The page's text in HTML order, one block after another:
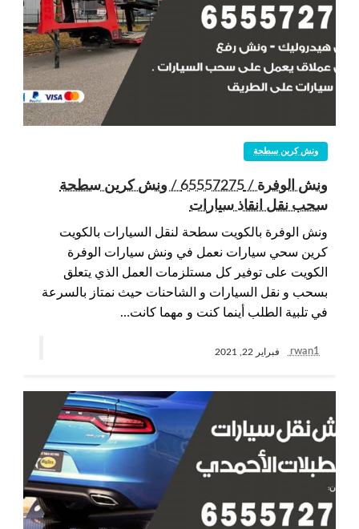
ونش كرين سطحة
ونش الوفرة / 65557275 / ونش كرين سطحة
سحب نقل انقاذ سيارات
ونش الوفرة بالكويت سطحة لنقل السيارات بالكويت
كرين سحي سيارات نعمل في ونش سيارات الوفرة
الكويت على توفير كل مستلزمات العمل الذي يتعلق
بسحب و نقل السيارات و الشاحنات حيث نمتاز بالسرعة
في تلبية الطلب أينما كنت و مهما كانت…
rwan1 فبراير 22, 2021